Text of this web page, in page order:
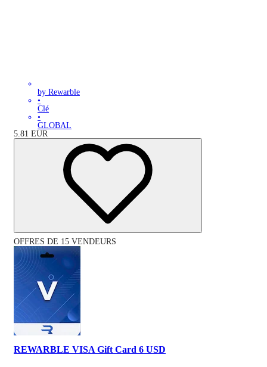
by Rewarble
•
Clé
•
GLOBAL
5.81 EUR
OFFRES DE 15 VENDEURS
REWARBLE VISA Gift Card 6 USD